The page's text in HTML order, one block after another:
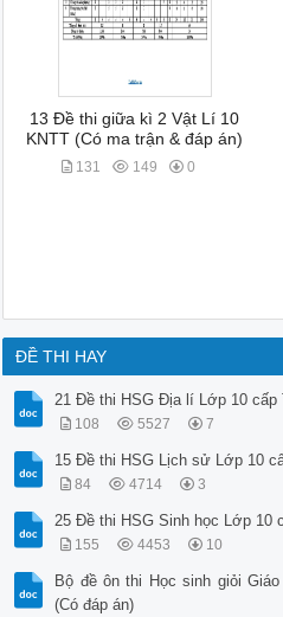
13 Đề thi giữa kì 2 Vật Lí 10
KNTT (Có ma trận & đáp án)
131 149 0
ĐỀ THI HAY
21 Đề thi HSG Địa lí Lớp 10 cấp
108 5527 7
15 Đề thi HSG Lịch sử Lớp 10
84 4714 3
25 Đề thi HSG Sinh học Lớp 10
155 4453 10
Bộ đề ôn thi Học sinh giỏi
(Có đáp án)